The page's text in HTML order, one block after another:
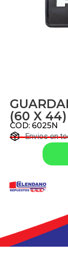
(60 X
COD: 6025N
Envios en